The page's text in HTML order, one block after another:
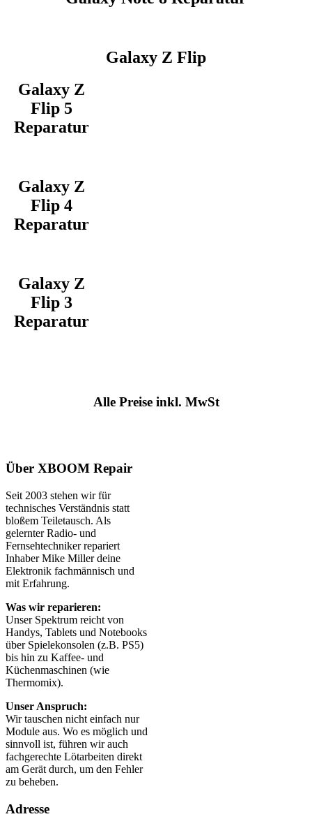
Galaxy Z Flip
Galaxy Z
Flip 5
Reparatur
Galaxy Z
Flip 4
Reparatur
Galaxy Z
Flip 3
Reparatur
Alle Preise inkl. MwSt
Über XBOOM Repair
Seit 2003 stehen wir für
technisches Verständnis statt
bloßem Teiletausch. Als
gelernter Radio- und
Fernsehtechniker repariert
Inhaber Mike Miller deine
Elektronik fachmännisch und
mit Erfahrung.
Was wir reparieren:
Unser Spektrum reicht von
Handys, Tablets und Notebooks
über Spielekonsolen (z.B. PS5)
bis hin zu Kaffee- und
Küchenmaschinen (wie
Thermomix).
Unser Anspruch:
Wir tauschen nicht einfach nur
Module aus. Wo es möglich und
sinnvoll ist, führen wir auch
fachgerechte Lötarbeiten direkt
am Gerät durch, um den Fehler
zu beheben.
Adresse